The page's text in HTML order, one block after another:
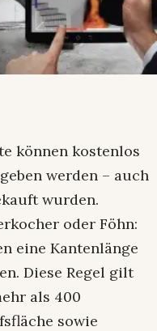
können kostenlos
werden – auch
wurden.
oder Föhn:
eine Kantenlänge
Diese Regel gilt
als 400
sowie